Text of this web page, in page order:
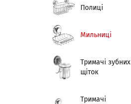
Полиці
Мильниці
Тримачі зубних
щіток
Тримачі